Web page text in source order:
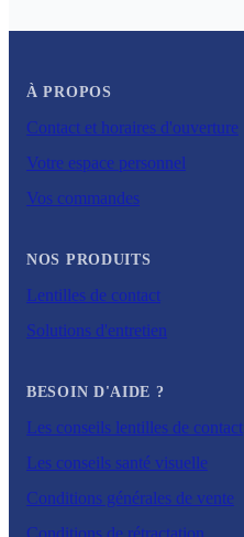
À PROPOS
Contact et horaires d'ouverture
Votre espace personnel
Vos commandes
NOS PRODUITS
Lentilles de contact
Solutions d'entretien
BESOIN D'AIDE ?
Les conseils lentilles de contact
Les conseils santé visuelle
Conditions générales de vente
Conditions de rétractation